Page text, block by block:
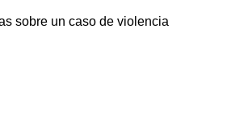
sobre un caso de violencia